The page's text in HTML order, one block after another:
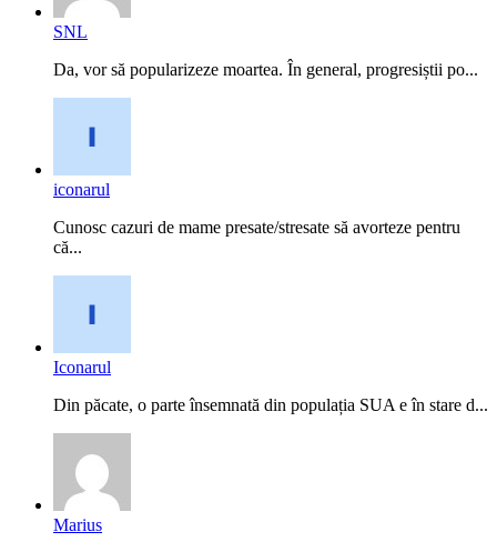
SNL
Da, vor să popularizeze moartea. În general, progresiștii po...
iconarul
Cunosc cazuri de mame presate/stresate să avorteze pentru
că...
Iconarul
Din păcate, o parte însemnată din populația SUA e în stare d...
Marius